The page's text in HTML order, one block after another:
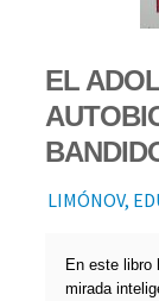
EL
LIMÓNOV,
En este libro
mirada